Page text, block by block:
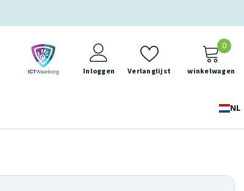
Inloggen Verlanglijst winkelwagen
00
NL